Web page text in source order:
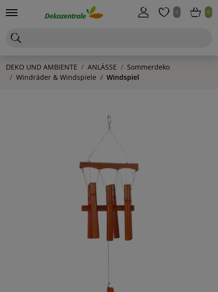
0 0
DEKO UND AMBIENTE ANLÄSSE
Sommerdeko
Windräder & Windspiele
Windspiel